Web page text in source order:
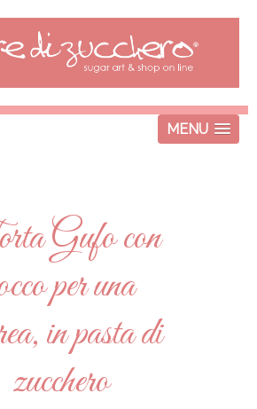
MENU
Gufo con
per una
in pasta di
zucchero